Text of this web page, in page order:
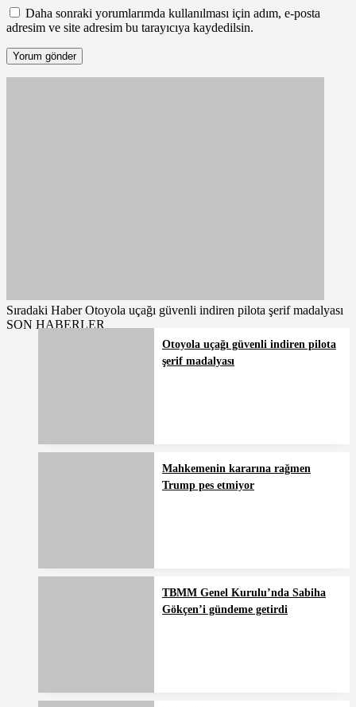
Daha sonraki yorumlarımda kullanılması için adım, e-posta
adresim ve site adresim bu tarayıcıya kaydedilsin.
Sıradaki Haber Otoyola uçağı güvenli indiren pilota şerif madalyası
SON HABERLER
Otoyola uçağı güvenli indiren pilota
şerif madalyası
Mahkemenin kararına rağmen
Trump pes etmiyor
TBMM Genel Kurulu’nda Sabiha
Gökçen’i gündeme getirdi